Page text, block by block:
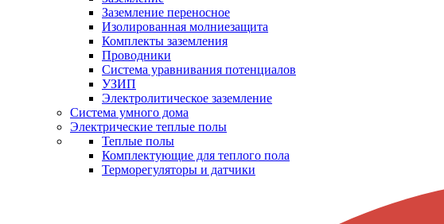
Заземление переносное
Изолированная молниезащита
Комплекты заземления
Проводники
Система уравнивания потенциалов
УЗИП
Электролитическое заземление
Система умного дома
Электрические теплые полы
Теплые полы
Комплектующие для теплого пола
Терморегуляторы и датчики